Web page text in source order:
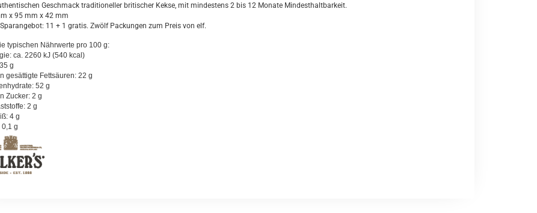
Geschmack traditioneller britischer Kekse, mit mindestens 2 bis 12 Monate Mindesthaltbarkeit.
x 95 mm x 42 mm
11 + 1 gratis. Zwölf Packungen zum Preis von elf.
typischen Nährwerte pro 100 g:
ca. 2260 kJ (540 kcal)
g
gesättigte Fettsäuren: 22 g
52 g
Zucker: 2 g
2 g
4 g
0,1 g